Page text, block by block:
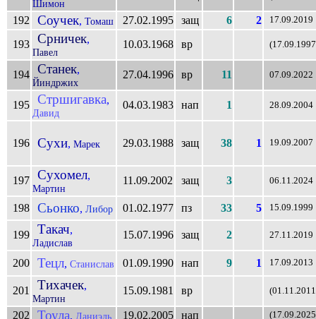
Шимон
192 Соучек, Томаш 27.02.1995 защ 6 2 17.09.2019
193 Срничек,
Павел
10.03.1968 вр
194 Станек,
Йиндржих
27.04.1996 вр 11 07.09.2022
195 Стршигавка,
Давид
04.03.1983 нап 1 28.09.2004
196 Сухи, Марек 29.03.1988 защ 38 1 19.09.2007
197 Сухомел,
Мартин
11.09.2002 защ 3 06.11.2024
198 Сьонко, Либор 01.02.1977 пз 33 5 15.09.1999
199 Такач,
Ладислав
15.07.1996 защ 2 27.11.2019
200 Тецл, Станислав 01.09.1990 нап 9 1 17.09.2013
201 Тихачек,
Мартин
15.09.1981 вр
202 Тоула, Даниэль 19.02.2005 нап